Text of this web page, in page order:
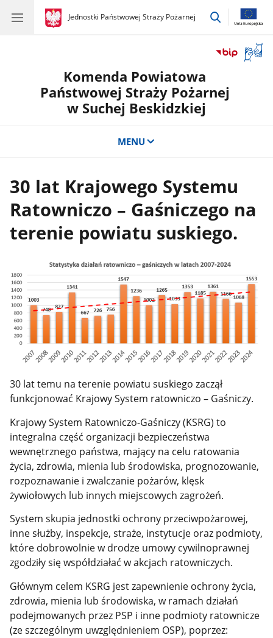
gov.pl
Jednostki Państwowej Straży Pożarnej
gov.pl
Jednostki
przejdź
okno
Komenda Powiatowa
Państwowej Straży Pożarnej
w Suchej Beskidzkiej
MENU
30 lat Krajowego Systemu
Ratowniczo – Gaśniczego na
terenie powiatu suskiego.
30 lat temu na terenie powiatu suskiego zaczął
funkcjonować Krajowy System ratowniczo – Gaśniczy.
Krajowy System Ratowniczo-Gaśniczy (KSRG) to
integralna część organizacji bezpieczeństwa
wewnętrznego państwa, mający na celu ratowania
życia, zdrowia, mienia lub środowiska, prognozowanie,
rozpoznawanie i zwalczanie pożarów, klęsk
żywiołowych lub innych miejscowych zagrożeń.
System skupia jednostki ochrony przeciwpożarowej,
inne służby, inspekcje, straże, instytucje oraz podmioty,
które dobrowolnie w drodze umowy cywilnoprawnej
zgodziły się współdziałać w akcjach ratowniczych.
Głównym celem KSRG jest zapewnienie ochrony życia,
zdrowia, mienia lub środowiska, w ramach działań
podejmowanych przez PSP i inne podmioty ratownicze
(ze szczególnym uwzględnieniem OSP), poprzez: